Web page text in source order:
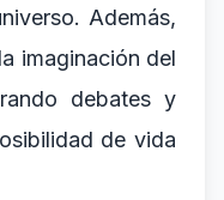
Además,
imaginación del
debates y
de vida